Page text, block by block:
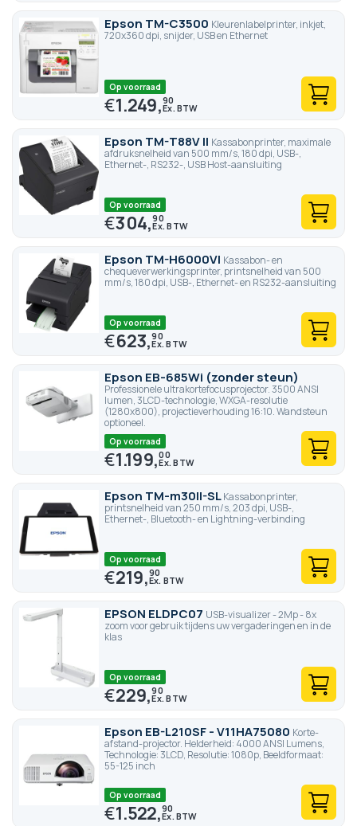
Epson TM-C3500 Kleurenlabelprinter, inkjet,
720x360 dpi, snijder, USB en Ethernet
Op voorraad
€1.249,90
Epson TM-T88V II Kassabonprinter, maximale
afdruksnelheid van 500 mm/s, 180 dpi, USB-,
Ethernet-, RS232-, USB Host-aansluiting
Op voorraad
€304,90
Epson TM-H6000VI Kassabon- en
chequeverwerkingsprinter, printsnelheid van 500
mm/s, 180 dpi, USB-, Ethernet- en RS232-aansluiting
Op voorraad
€623,90
Epson EB-685Wi (zonder steun)
Professionele ultrakortefocusprojector. 3500 ANSI
lumen, 3LCD-technologie, WXGA-resolutie
(1280x800), projectieverhouding 16:10. Wandsteun
optioneel.
Op voorraad
€1.199,00
Epson TM-m30II-SLKassabonprinter,
printsnelheid van 250 mm/s, 203 dpi, USB-,
Ethernet-, Bluetooth- en Lightning-verbinding
Op voorraad
€219,90
EPSON ELDPC07 USB-visualizer - 2Mp - 8x
zoom voor gebruik tijdens uw vergaderingen en in de
klas
Op voorraad
€229,90
Epson EB-L210SF - V11HA75080 Korte-
afstand-projector. Helderheid: 4000 ANSI Lumens,
Technologie: 3LCD, Resolutie: 1080p, Beeldformaat:
55-125 inch
Op voorraad
€1.522,90